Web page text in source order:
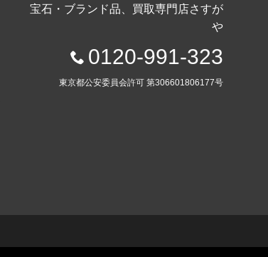
宝石・ブランド品、買取専門店さすが
や
0120-991-323
東京都公安委員会許可 第306601806177号